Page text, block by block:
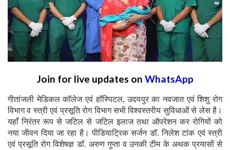
Join for live updates on WhatsApp
गीतांजली मेडिकल कॉलेज एवं हॉस्पिटल, उदयपुर का नवजात एवं शिशु रोग
विभाग व स्त्री एवं प्रसूति रोग विभाग सभी विश्वस्तरीय सुविधाओं से लेस है।
यहाँ निरंतर रूप से जटिल से जटिल इलाज तथा ऑपरेशन कर रोगियों को
नया जीवन दिया जा रहा है। पीडियाट्रिक सर्जन डॉ. निलेश टांक एवं स्त्री
एवं प्रसूति रोग विशेषज्ञ डॉ. अरुण गुप्ता व उनकी टीम के अथक प्रयासों से